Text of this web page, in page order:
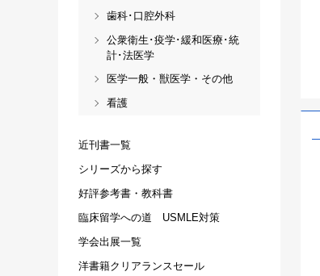
歯科･口腔外科
公衆衛生･疫学･緩和医療･統
計･法医学
医学一般・獣医学・その他
看護
近刊書一覧
シリーズから探す
好評参考書・教科書
臨床留学への道 USMLE対策
学会出展一覧
洋書籍クリアランスセール